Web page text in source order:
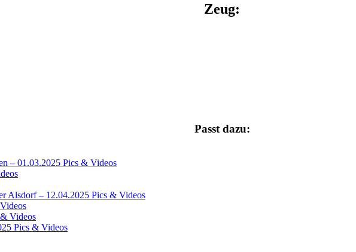
Zeug:
Passt dazu:
– 01.03.2025 Pics & Videos
Alsdorf – 12.04.2025 Pics & Videos
Videos
Pics & Videos